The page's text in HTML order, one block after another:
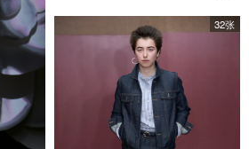
32张